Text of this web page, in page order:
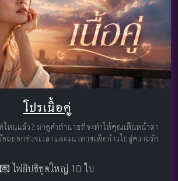
โปรเนื้อคู่
ไหนแล้ว? มาดูคำทำนายที่จะทำให้คุณเห็นหน้าตา
มบอกช่วงเวลาและแนวทางเพื่อก้าวไปสู่ความรัก
💌 ไพ่ยิปซีชุดใหญ่ 10 ใบ